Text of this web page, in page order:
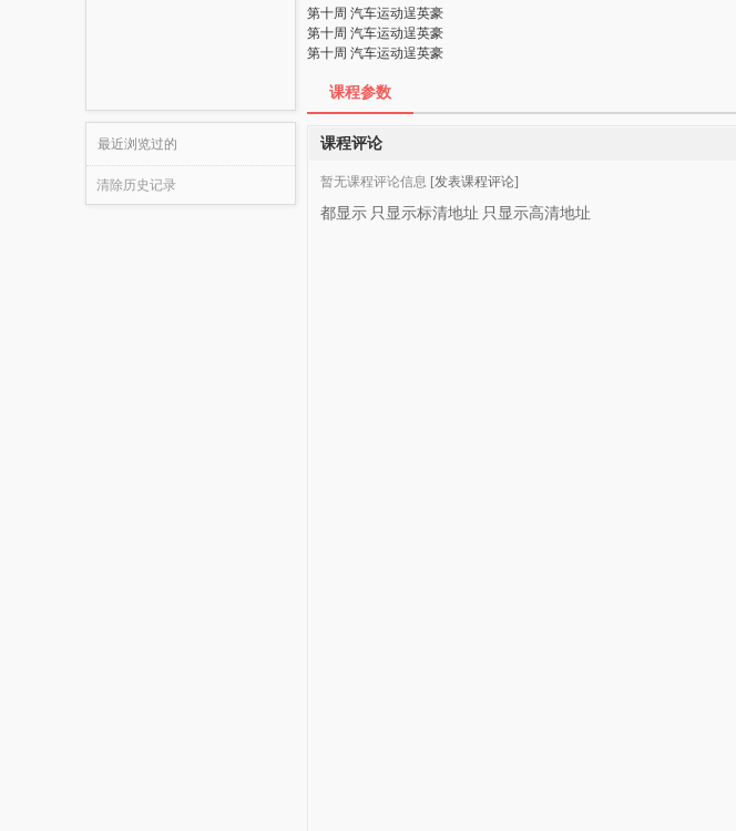
最近浏览过的
清除历史记录
第十周 汽车运动逞英豪
第十周 汽车运动逞英豪
第十周 汽车运动逞英豪
课程参数
课程评论
暂无课程评论信息 [发表课程评论]
都显示 只显示标清地址 只显示高清地址